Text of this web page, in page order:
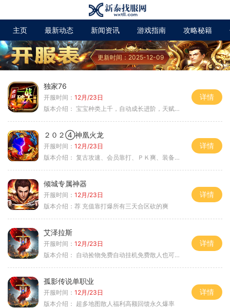
主页 最新动态 新闻资讯 游戏指南 攻略秘籍
更新时间：2025-12-09
独家76
开服时间： 12月/23日
版本介绍： 宝宝种类上千，自动成长进阶，天赋培养
详情
２０２④神凰火龙
开服时间： 12月/23日
版本介绍： 复古攻速、会员靠打、ＰＫ爽、装备全爆
详情
倾城专属神器
开服时间： 12月/23日
版本介绍： 荐 充值靠打爆所有三天合区砍的爽
详情
艾泽拉斯
开服时间： 12月/23日
版本介绍： 自动捡物免费自动挂机免费散人也可毕业
详情
孤影传说单职业
开服时间： 12月/23日
版本介绍： 超多地图散人福利高额回馈永久爆率
详情